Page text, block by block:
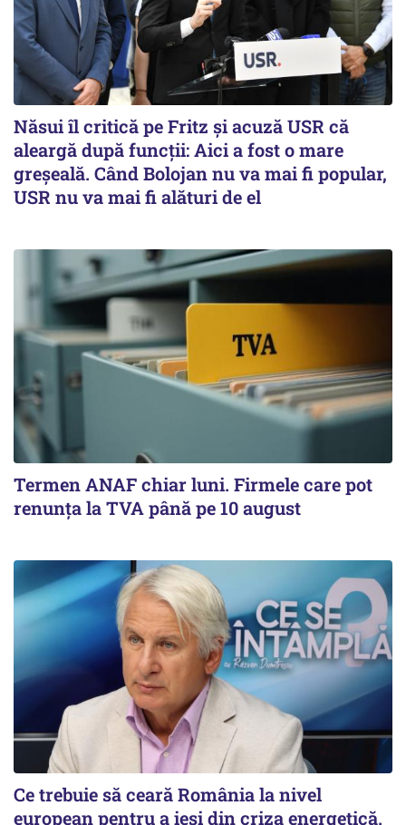
Năsui îl critică pe Fritz și acuză USR că
aleargă după funcții: Aici a fost o mare
greșeală. Când Bolojan nu va mai fi popular,
USR nu va mai fi alături de el
Termen ANAF chiar luni. Firmele care pot
renunța la TVA până pe 10 august
Ce trebuie să ceară România la nivel
european pentru a ieși din criza energetică.